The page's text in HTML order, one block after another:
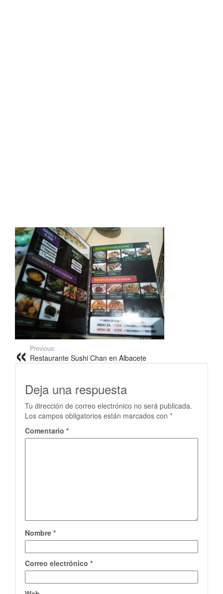
Previous:
Restaurante Sushi Chan en Albacete
Deja una respuesta
Tu dirección de correo electrónico no será publicada.
Los campos obligatorios están marcados con *
Comentario *
Nombre *
Correo electrónico *